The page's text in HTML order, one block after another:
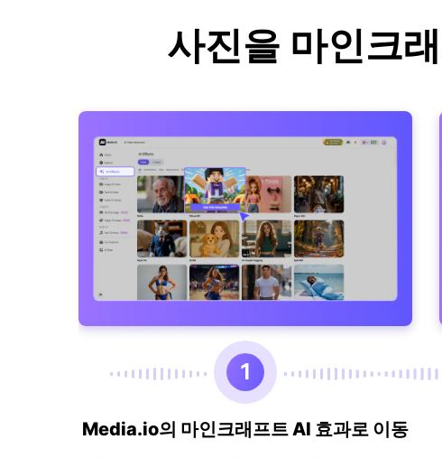
사진을 마인크
1
Media.io의 마인크래프트 AI 효과로 이동